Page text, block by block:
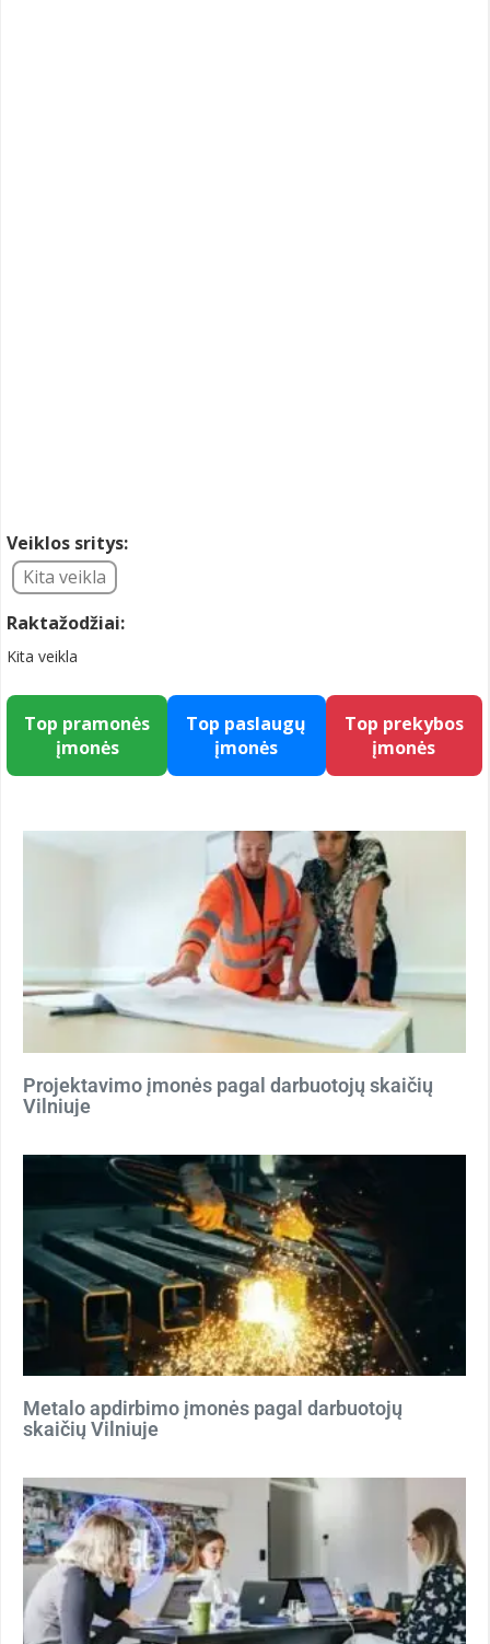
Veiklos sritys:
Kita veikla
Raktažodžiai:
Kita veikla
Top pramonės
įmonės
Top paslaugų
įmonės
Top prekybos
įmonės
Projektavimo įmonės pagal darbuotojų skaičių
Vilniuje
Metalo apdirbimo įmonės pagal darbuotojų
skaičių Vilniuje